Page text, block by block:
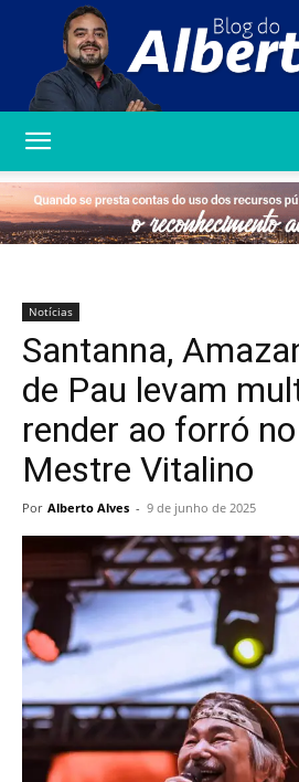
Alberto
Notícias
Santanna,
de Pau levam
render ao forró
Mestre Vitalino
Por Alberto Alves - 9 de junho de 2025